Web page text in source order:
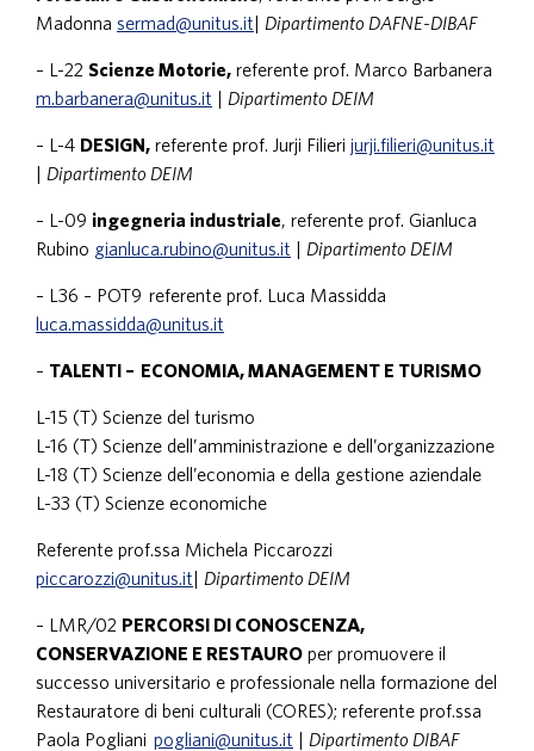
Madonna sermad@unitus.it| Dipartimento DAFNE-DIBAF
– L-22 Scienze Motorie, referente prof. Marco Barbanera
m.barbanera@unitus.it | Dipartimento DEIM
– L-4 DESIGN, referente prof. Jurji Filieri jurji.filieri@unitus.it
| Dipartimento DEIM
– L-09 ingegneria industriale , referente prof. Gianluca
Rubino gianluca.rubino@unitus.it | Dipartimento DEIM
– L36 – POT9 referente prof. Luca Massidda
luca.massidda@unitus.it
– TALENTI – ECONOMIA, MANAGEMENT E TURISMO
L-15 (T) Scienze del turismo
L-16 (T) Scienze dell’amministrazione e dell’organizzazione
L-18 (T) Scienze dell’economia e della gestione aziendale
L-33 (T) Scienze economiche
Referente prof.ssa Michela Piccarozzi
piccarozzi@unitus.it| Dipartimento DEIM
– LMR/02 PERCORSI DI CONOSCENZA,
CONSERVAZIONE E RESTAURO per promuovere il
successo universitario e professionale nella formazione del
Restauratore di beni culturali (CORES); referente prof.ssa
Paola Pogliani pogliani@unitus.it | Dipartimento DIBAF